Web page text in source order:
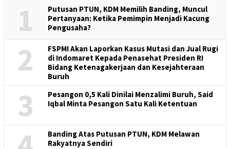
1
Putusan PTUN, KDM Memilih Banding, Muncul
Pertanyaan: Ketika Pemimpin Menjadi Kacung
Pengusaha?
2
FSPMI Akan Laporkan Kasus Mutasi dan Jual Rugi
di Indomaret Kepada Penasehat Presiden RI
Bidang Ketenagakerjaan dan Kesejahteraan
Buruh
3
Pesangon 0,5 Kali Dinilai Menzalimi Buruh, Said
Iqbal Minta Pesangon Satu Kali Ketentuan
Banding Atas Putusan PTUN, KDM Melawan
Rakyatnya Sendiri